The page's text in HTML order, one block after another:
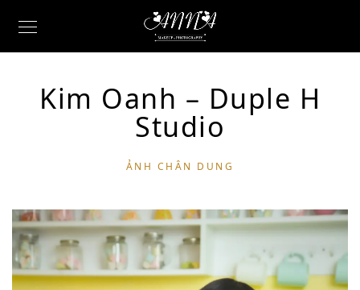
Kim Oanh – Duple H
Studio
ẢNH CHÂN DUNG